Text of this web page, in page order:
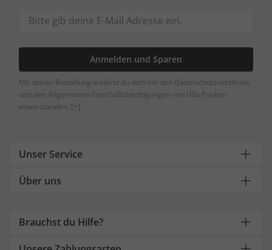
Anmelden und Sparen
Mit deiner Bestellung erklärst du dich mit den Datenschutzrichtlinien
und den Allgemeinen Geschäftsbedingungen von Ulla Popken
einverstanden. [+]
Unser Service
Über uns
Brauchst du Hilfe?